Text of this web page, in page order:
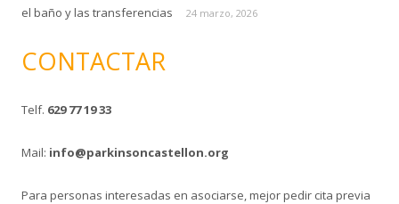
el baño y las transferencias
24 marzo, 2026
CONTACTAR
Telf. 629 77 19 33
Mail: info@parkinsoncastellon.org
Para personas interesadas en asociarse, mejor pedir cita previa